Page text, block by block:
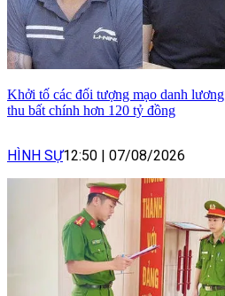
Khởi tố các đối tượng mạo danh
thu bất chính hơn 120 tỷ đồng
HÌNH SỰ12:50 | 07/08/2026